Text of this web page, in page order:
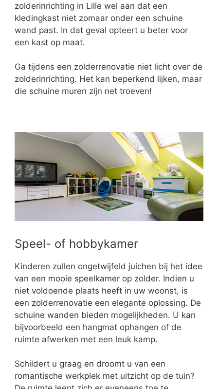
zolderinrichting in Lille wel aan dat een
kledingkast niet zomaar onder een schuine
wand past. In dat geval opteert u beter voor
een kast op maat.
Ga tijdens een zolderrenovatie niet licht over de
zolderinrichting. Het kan beperkend lijken, maar
die schuine muren zijn net troeven!
Speel- of hobbykamer
Kinderen zullen ongetwijfeld juichen bij het idee
van een mooie speelkamer op zolder. Indien u
niet voldoende plaats heeft in uw woonst, is
een zolderrenovatie een elegante oplossing. De
schuine wanden bieden mogelijkheden. U kan
bijvoorbeeld een hangmat ophangen of de
ruimte afwerken met een leuk kamp.
Schildert u graag en droomt u van een
romantische werkplek met uitzicht op de tuin?